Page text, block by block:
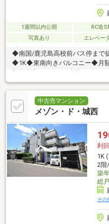
1週間以内公開 RC造
写真あり
エレベー
◆南国/鹿児島高校前バス停まで
◆1K◆東南向きバルコニー◆月
契約中◆2024年2月内装リフォー
中古売マンション
メゾン・ド・城西
利
1K
2階
築
総
その